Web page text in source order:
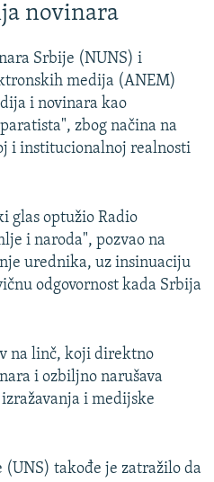
novinara
Srbije (NUNS) i
medija (ANEM)
i novinara kao
zbog načina na
i institucionalnoj realnosti
glas optužio Radio
i naroda", pozvao na
urednika, uz insinuaciju
odgovornost kada Srbija
na linč, koji direktno
i ozbiljno narušava
i medijske
takođe je zatražilo da